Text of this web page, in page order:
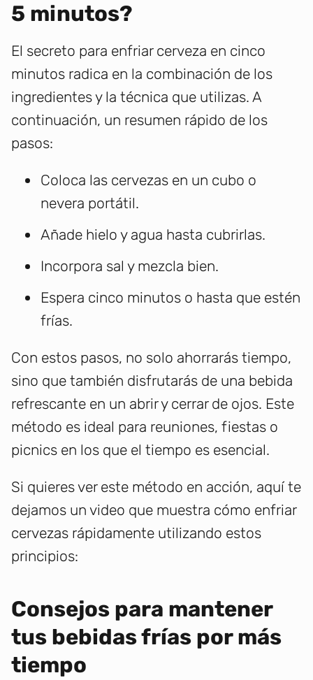
5 minutos?
El secreto para enfriar cerveza en cinco
minutos radica en la combinación de los
ingredientes y la técnica que utilizas. A
continuación, un resumen rápido de los
pasos:
Coloca las cervezas en un cubo o
nevera portátil.
Añade hielo y agua hasta cubrirlas.
Incorpora sal y mezcla bien.
Espera cinco minutos o hasta que estén
frías.
Con estos pasos, no solo ahorrarás tiempo,
sino que también disfrutarás de una bebida
refrescante en un abrir y cerrar de ojos. Este
método es ideal para reuniones, fiestas o
picnics en los que el tiempo es esencial.
Si quieres ver este método en acción, aquí te
dejamos un video que muestra cómo enfriar
cervezas rápidamente utilizando estos
principios:
Consejos para mantener
tus bebidas frías por más
tiempo